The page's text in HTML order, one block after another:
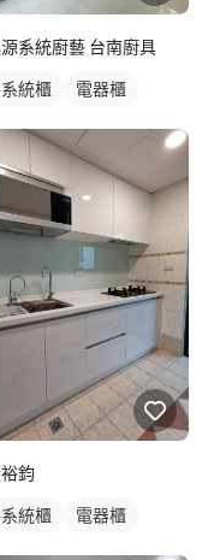
系統廚藝 台南廚具
統櫃 電器櫃
鈞
統櫃 電器櫃